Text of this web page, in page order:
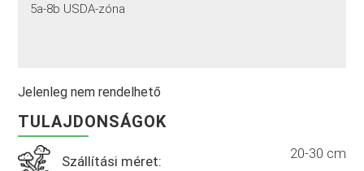
5a-8b USDA-zóna
Jelenleg nem rendelhető
TULAJDONSÁGOK
Szállítási méret: 20-30 cm